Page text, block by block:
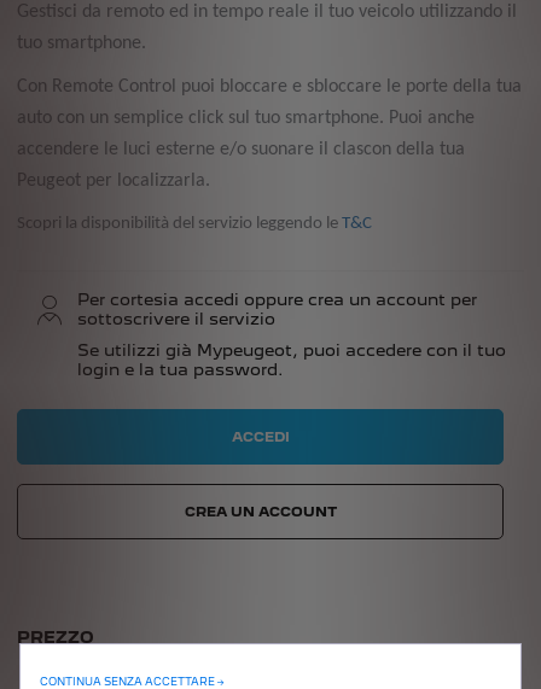
Gestisci da remoto ed in tempo reale il tuo veicolo utilizzando il
tuo smartphone.
Con Remote Control puoi bloccare e sbloccare le porte della tua
auto con un semplice click sul tuo smartphone. Puoi anche
accendere le luci esterne e/o suonare il clascon della tua
Peugeot per localizzarla.
Scopri la disponibilità del servizio leggendo le T&C
Per cortesia accedi oppure crea un account per
sottoscrivere il servizio
Se utilizzi già Mypeugeot, puoi accedere con il tuo
login e la tua password.
ACCEDI
CREA UN ACCOUNT
PREZZO
CONTINUA SENZA ACCETTARE →